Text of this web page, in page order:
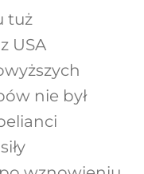
tuż
USA
nie był